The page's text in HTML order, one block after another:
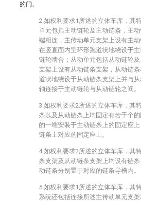
的门。
2.如权利要求1所述的立体车库，其
单元包括主动链轮及主动链条，主
端相连，主传动单元支架上设有主
在竖直面内呈环形跑道状地绕设于
链轮啮合；从动单元包括从动链轮
支架上设有从动链条支架，从动链
道状地绕设于从动链条支架上并与
轴连接于主动链轮与从动链轮之间。
3.如权利要求2所述的立体车库，其
条以及从动链条上均固定有若干个
的一端安装于主动链条上的固定座
链条上对应的固定座上。
4.如权利要求2所述的立体车库，其
条支架及从动链条支架上均设有链
动链条分别置于对应的链条导槽内。
5.如权利要求1所述的立体车库，其
系统还包括连接所述主传动单元支